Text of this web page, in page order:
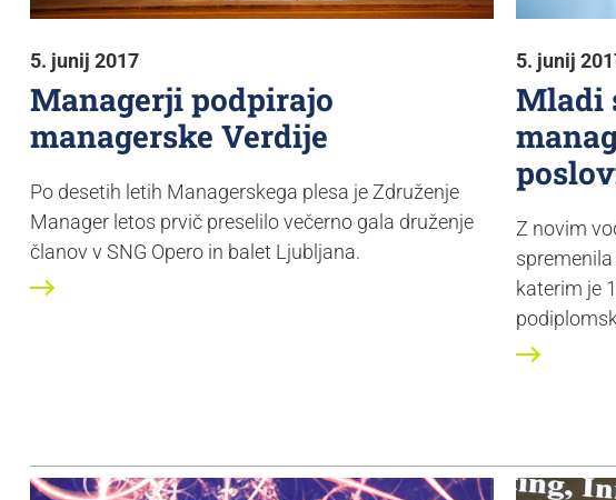
5. junij 2017
Managerji podpirajo
managerske Verdije
Po desetih letih Managerskega plesa je Združenje
Manager letos prvič preselilo večerno gala druženje
članov v SNG Opero in balet Ljubljana.
5. junij
Mladi
Z novim
katerim je